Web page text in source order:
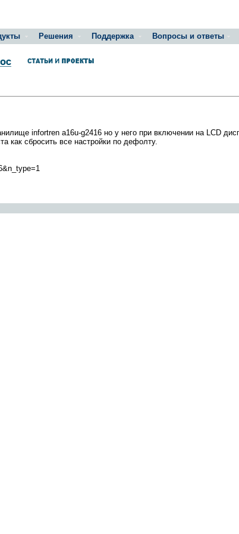
Решения Поддержка Вопросы и ответы
infortren a16u-g2416 но у него при включении на LCD
как сбросить все настройки по дефолту.